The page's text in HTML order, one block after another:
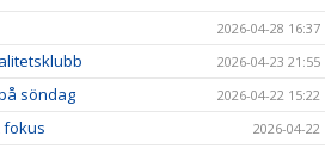
2026-04-28 16:37
2026-04-23 21:55
söndag 2026-04-22 15:22
fokus 2026-04-22